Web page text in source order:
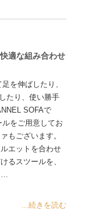
適な組み合わせ
を伸ばしたり、
たり、使い勝手
SOFAで
をご用意してお
もございます。
エットを合わせ
るスツールを、
...続きを読む